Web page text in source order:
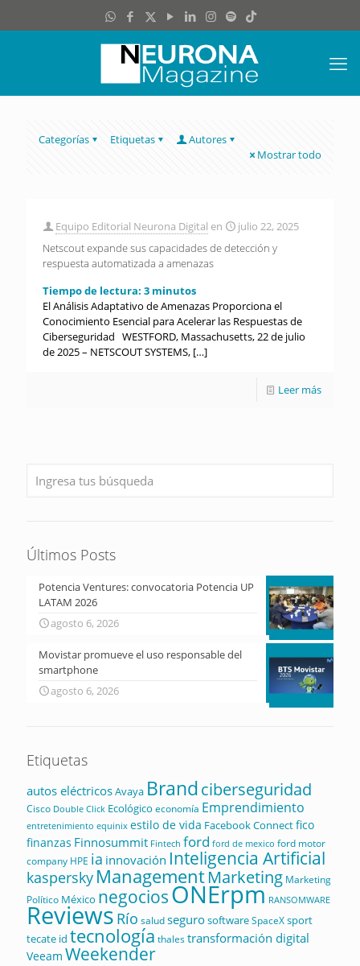
Categorías Etiquetas
Autores
Mostrar todo
Equipo Editorial Neurona Digital en
julio 22, 2025
Netscout expande sus capacidades de detección y
respuesta automatizada a amenazas
Tiempo de lectura: 3 minutos
El Análisis Adaptativo de Amenazas Proporciona el
Conocimiento Esencial para Acelerar las Respuestas de
Ciberseguridad WESTFORD, Massachusetts, 22 de julio
de 2025 – NETSCOUT SYSTEMS, […]
Leer más
Últimos Posts
Potencia Ventures: convocatoria Potencia UP
LATAM 2026
agosto 6, 2026
Movistar promueve el uso responsable del
smartphone
agosto 6, 2026
Etiquetas
autos eléctricosAvaya Brandciberseguridad
Cisco Double Click Ecológico economía Emprendimiento
entretenimiento equinix estilo de vida Facebook Connectfico
finanzas Finnosummit Fintech ford ford de mexico ford motor
company HPE ia innovación Inteligencia Artificial
kaspersky ManagementMarketing Marketing
Político México negociosONErpm RANSOMWARE
Reviews Río saludsegurosoftwareSpaceXsport
tecate id tecnología thalestransformación digital
Veeam Weekender